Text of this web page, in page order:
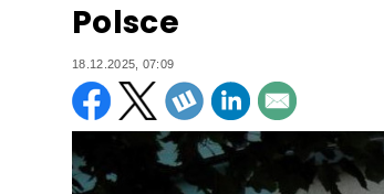
Polsce
18.12.2025, 07:09